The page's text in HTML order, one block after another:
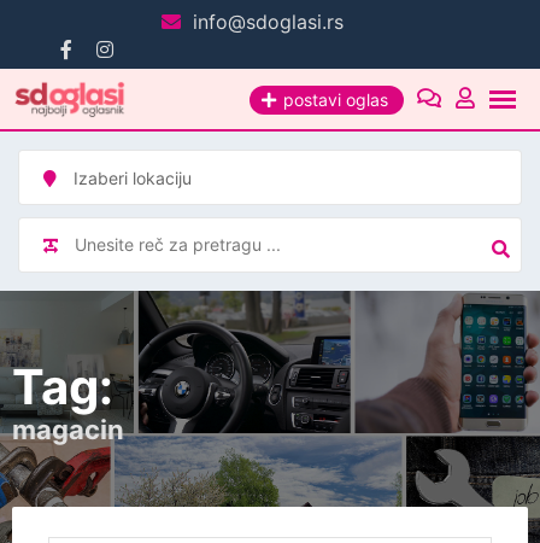
sadržaj
info@sdoglasi.rs
postavi oglas
Tag:
magacin